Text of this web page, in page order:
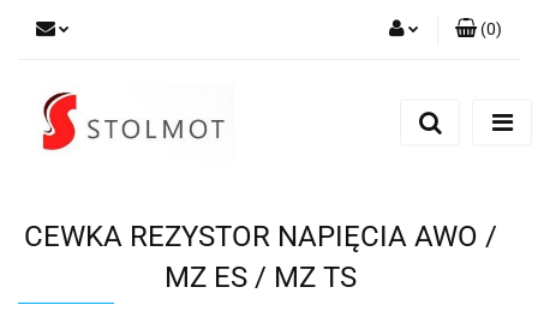
(0)
CEWKA REZYSTOR NAPIĘCIA AWO /
MZ ES / MZ TS